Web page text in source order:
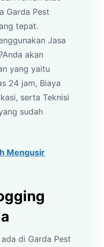
Garda Pest
tepat.
Jasa
akan
yang yaitu
24 jam, Biaya
serta Teknisi
sudah
Mengusir
di Garda Pest